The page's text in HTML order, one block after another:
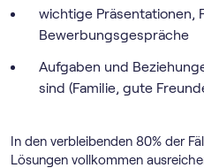
wichtige Präsentationen,
Bewerbungsgespräche
Aufgaben und
sind (Familie, gute
In den verbleibenden 80% der
Lösungen vollkommen